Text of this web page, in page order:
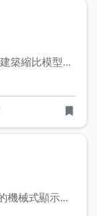
各位前輩老師好 目前小弟公司有模型製作(建築縮比模型、產...
各位大大好 最近看到國外很多類似影片中的機械式顯示器，響...